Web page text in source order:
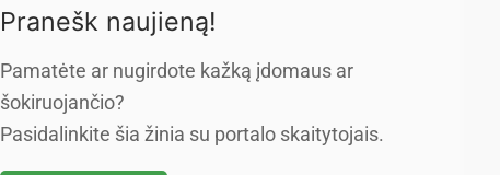
Pranešk naujieną!
Pamatėte ar nugirdote kažką įdomaus ar
šokiruojančio?
Pasidalinkite šia žinia su portalo skaitytojais.